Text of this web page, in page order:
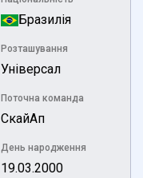
Бразилія
Розташування
Універсал
Поточна команда
СкайАп
День народження
19.03.2000